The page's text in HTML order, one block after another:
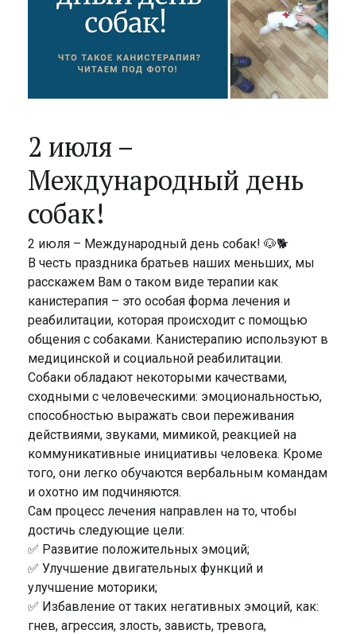
2 июля –
Международный день
собак!
2 июля – Международный день собак! 🐶🐕
В честь праздника братьев наших меньших, мы
расскажем Вам о таком виде терапии как
канистерапия – это особая форма лечения и
реабилитации, которая происходит с помощью
общения с собаками. Канистерапию используют в
медицинской и социальной реабилитации.
Собаки обладают некоторыми качествами,
сходными с человеческими: эмоциональностью,
способностью выражать свои переживания
действиями, звуками, мимикой, реакцией на
коммуникативные инициативы человека. Кроме
того, они легко обучаются вербальным командам
и охотно им подчиняются.
Сам процесс лечения направлен на то, чтобы
достичь следующие цели:
✅ Развитие положительных эмоций;
✅ Улучшение двигательных функций и
улучшение моторики;
✅ Избавление от таких негативных эмоций, как:
гнев, агрессия, злость, зависть, тревога,